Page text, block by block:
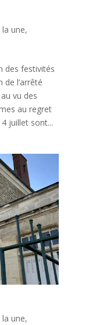
la une,
des festivités
de l’arrêté
vu des
au regret
juillet sont...
la une,